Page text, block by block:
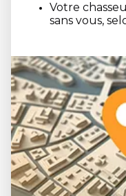
Votre
sans vous,